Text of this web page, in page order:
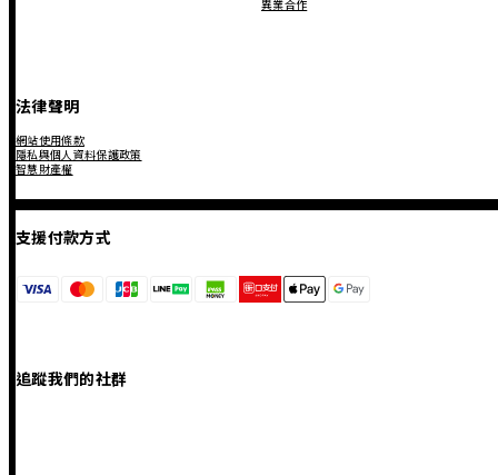
異業合作
法律聲明
網站使用條款
隱私與個人資料保護政策
智慧財產權
支援付款方式
追蹤我們的社群